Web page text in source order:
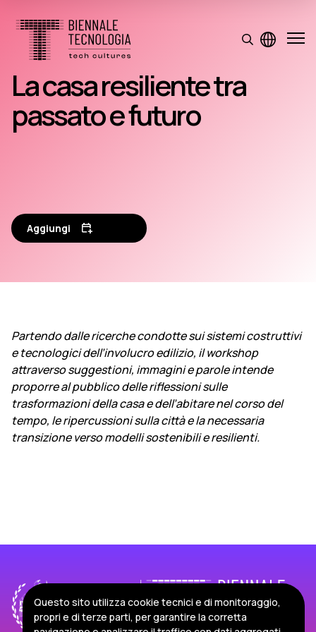
La casa resiliente tra
passato e futuro
Aggiungi
Partendo dalle ricerche condotte sui sistemi costruttivi
e tecnologici dell’involucro edilizio, il workshop
attraverso suggestioni, immagini e parole intende
proporre al pubblico delle riflessioni sulle
trasformazioni della casa e dell’abitare nel corso del
tempo, le ripercussioni sulla città e la necessaria
transizione verso modelli sostenibili e resilienti.
Questo sito utilizza cookie tecnici e di monitoraggio,
propri e di terze parti, per garantire la corretta